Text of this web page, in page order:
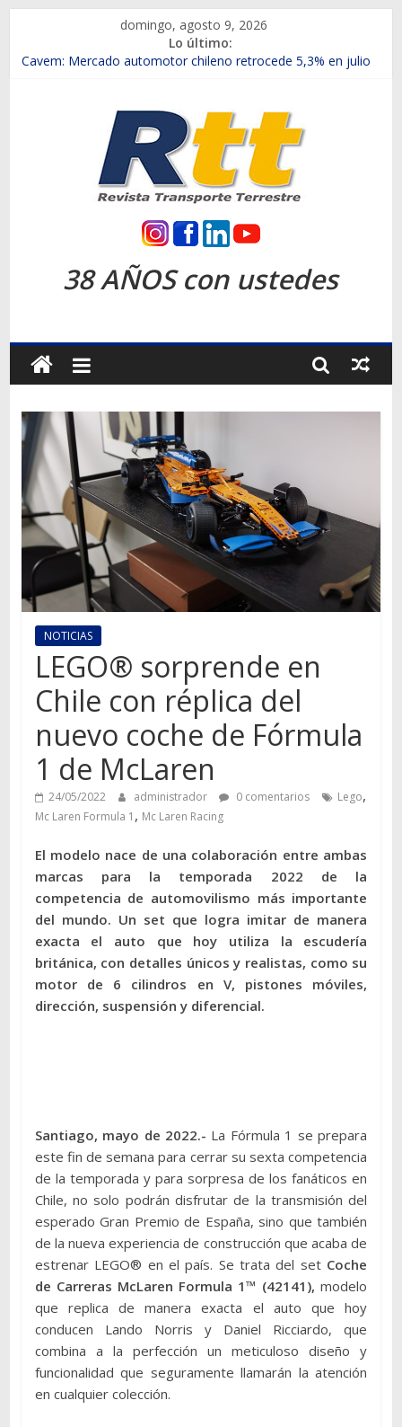
contenido
domingo, agosto 9, 2026
Lo último:
Chile es el primer mercado internacional en lanzar la nueva
Salfa suma vehículos electrificados de Chevrolet en el Biobío
Samex amplía su red con nuevas sucursales en Rancagua y
SINOTRUK Pick-ups presentó la recién estrenada Bolden en
la Expo Compras Públicas 2026
Revista
Transporte
Terrestre
Autos,
camiones,
motos,
información
del
mundo
del
transporte
38 AÑOS con ustedes
NOTICIAS
LEGO® sorprende en
Chile con réplica del
nuevo coche de Fórmula
1 de McLaren
24/05/2022 administrador 0 comentarios Lego,
Mc Laren Formula 1 , Mc Laren Racing
El modelo nace de una colaboración entre ambas
marcas para la temporada 2022 de la
competencia de automovilismo más importante
del mundo. Un set que logra imitar de manera
exacta el auto que hoy utiliza la escudería
británica, con detalles únicos y realistas, como su
motor de 6 cilindros en V, pistones móviles,
dirección, suspensión y diferencial.
Santiago, mayo de 2022.- La Fórmula 1 se prepara
este fin de semana para cerrar su sexta competencia
de la temporada y para sorpresa de los fanáticos en
Chile, no solo podrán disfrutar de la transmisión del
esperado Gran Premio de España, sino que también
de la nueva experiencia de construcción que acaba de
estrenar LEGO® en el país. Se trata del set Coche
de Carreras McLaren Formula 1™ (42141), modelo
que replica de manera exacta el auto que hoy
conducen Lando Norris y Daniel Ricciardo, que
combina a la perfección un meticuloso diseño y
funcionalidad que seguramente llamarán la atención
en cualquier colección.